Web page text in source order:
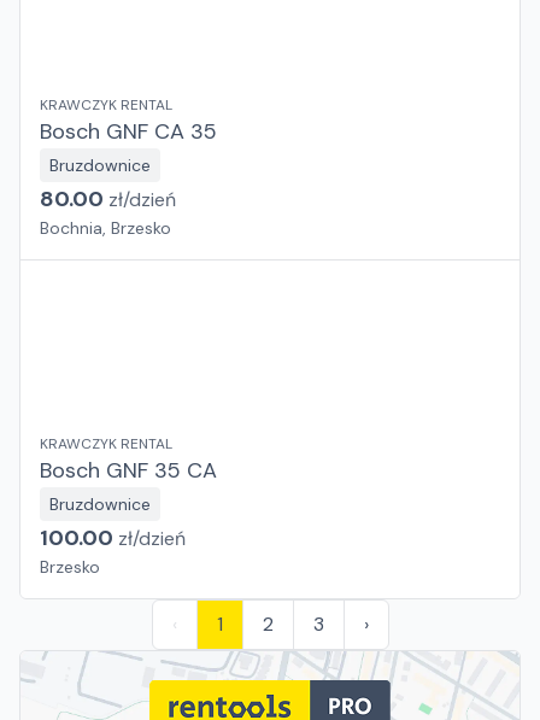
KRAWCZYK RENTAL
Bosch GNF CA 35
Bruzdownice
80.00 zł/dzień
Bochnia, Brzesko
KRAWCZYK RENTAL
Bosch GNF 35 CA
Bruzdownice
100.00 zł/dzień
Brzesko
‹ 1 2 3 ›